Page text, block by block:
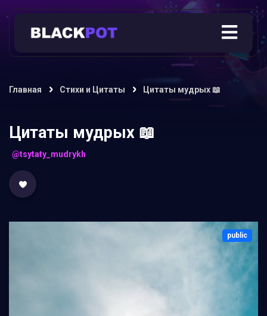
Главная Стихи и Цитаты Цитаты мудрых 📖
Цитаты мудрых 📖
@tsytaty_mudrykh
public